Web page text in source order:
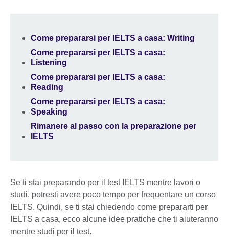
Come prepararsi per IELTS a casa: Writing
Come prepararsi per IELTS a casa:
Listening
Come prepararsi per IELTS a casa:
Reading
Come prepararsi per IELTS a casa:
Speaking
Rimanere al passo con la preparazione per
IELTS
Se ti stai preparando per il test IELTS mentre lavori o
studi, potresti avere poco tempo per frequentare un corso
IELTS. Quindi, se ti stai chiedendo come prepararti per
IELTS a casa, ecco alcune idee pratiche che ti aiuteranno
mentre studi per il test.